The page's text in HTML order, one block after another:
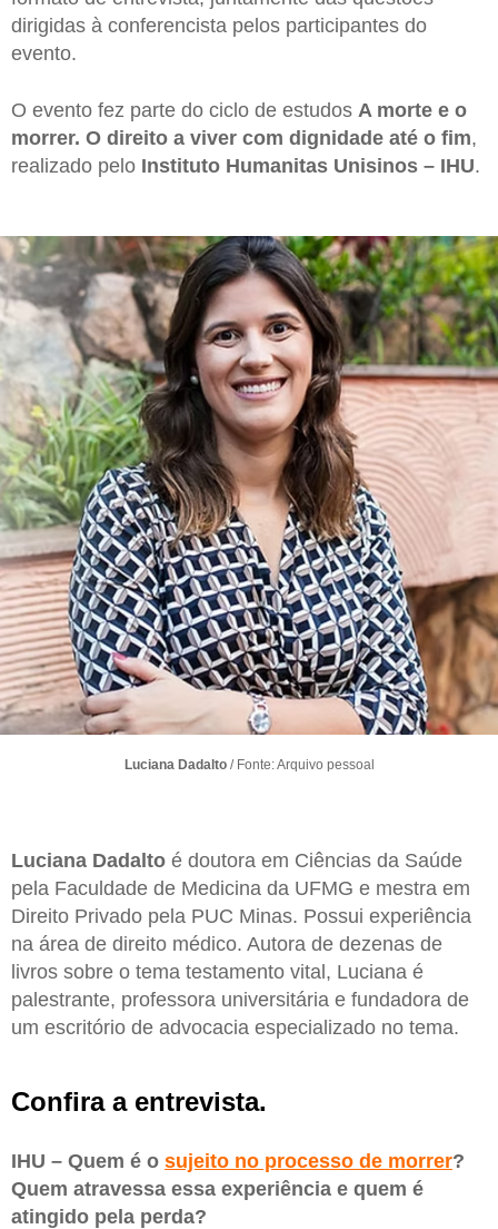
dirigidas à conferencista pelos participantes do
evento.
O evento fez parte do ciclo de estudos A morte e o
morrer. O direito a viver com dignidade até o fim,
realizado pelo Instituto Humanitas Unisinos – IHU.
Luciana Dadalto/ Fonte: Arquivo pessoal
Luciana Dadalto é doutora em Ciências da Saúde
pela Faculdade de Medicina da UFMG e mestra em
Direito Privado pela PUC Minas. Possui experiência
na área de direito médico. Autora de dezenas de
livros sobre o tema testamento vital, Luciana é
palestrante, professora universitária e fundadora de
um escritório de advocacia especializado no tema.
Confira a entrevista.
IHU – Quem é o sujeito no processo de morrer?
Quem atravessa essa experiência e quem é
atingido pela perda?